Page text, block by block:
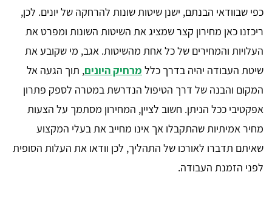
כפי שבוודאי הבנתם, ישנן שיטות שונות להרחקה של יונים. לכן,
ריכזנו כאן מחירון קצר שמציג את השיטות השונות ומפרט את
העלויות והמחירים של כל אחת מהשיטות. אגב, מי שקובע את
שיטת העבודה יהיה בדרך כלל מרחיק היונים, תוך הגעה אל
המקום והבנה של דרך הטיפול הנדרשת במטרה לספק פתרון
אפקטיבי ככל הניתן. חשוב לציין, המחירון מסתמך על הצעות
מחיר אמיתיות שהתקבלו אך אינו מחייב את בעלי המקצוע
שאיתם תדברו לאורכו של התהליך, לכן וודאו את העלות הסופית
לפני הזמנת העבודה.